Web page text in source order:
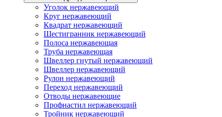
Уголок нержавеющий
Круг нержавеющий
Квадрат нержавеющий
Шестигранник нержавеющий
Полоса нержавеющая
Труба нержавеющая
Швеллер гнутый нержавеющий
Швеллер нержавеющий
Рулон нержавеющий
Переход нержавеющий
Отводы нержавеющие
Профнастил нержавеющий
Тройник нержавеющий